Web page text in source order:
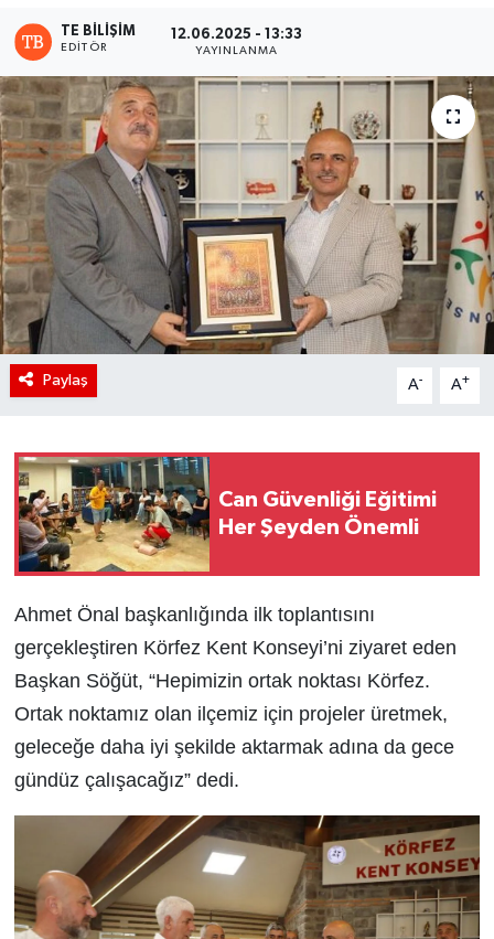
TE BILIŞIM
EDITÖR
12.06.2025 - 13:33
YAYINLANMA
Paylaş A- A+
Can Güvenliği Eğitimi
Her Şeyden Önemli
Ahmet Önal başkanlığında ilk toplantısını
gerçekleştiren Körfez Kent Konseyi’ni ziyaret eden
Başkan Söğüt, “Hepimizin ortak noktası Körfez.
Ortak noktamız olan ilçemiz için projeler üretmek,
geleceğe daha iyi şekilde aktarmak adına da gece
gündüz çalışacağız” dedi.